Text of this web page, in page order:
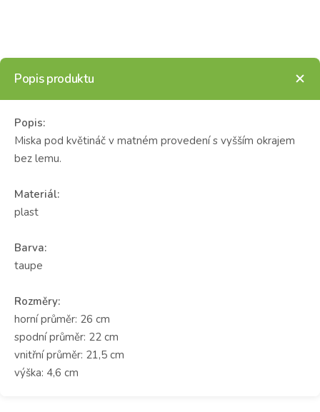
Popis produktu
Popis:
Miska pod květináč v matném provedení s vyšším okrajem
bez lemu.
Materiál:
plast
Barva:
taupe
Rozměry:
horní průměr: 26 cm
spodní průměr: 22 cm
vnitřní průměr: 21,5 cm
výška: 4,6 cm